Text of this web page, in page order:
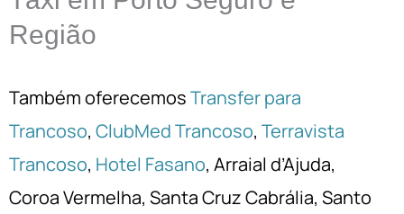
Região
Também oferecemosTransfer para
Trancoso, ClubMed Trancoso, Terravista
Trancoso, Hotel Fasano, Arraial d’Ajuda,
Coroa Vermelha, Santa Cruz Cabrália, Santo